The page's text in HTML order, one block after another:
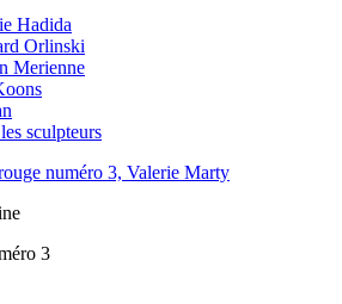
Hadida
Orlinski
Merienne
sculpteurs
3